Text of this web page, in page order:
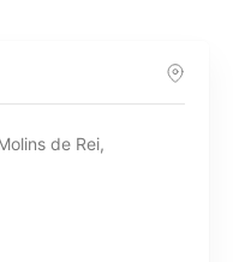
de Rei,